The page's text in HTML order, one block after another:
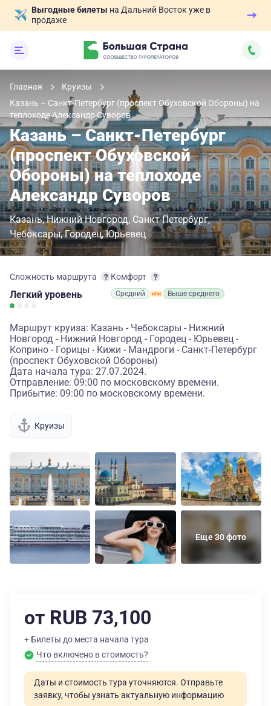
Выгодные билеты на Дальний Восток уже в
продаже
Главная
Круизы
Казань – Санкт-Петербург (проспект Обуховской Обороны) на
теплоходе Александр Суворов
Казань – Санкт-Петербург
(проспект Обуховской
Обороны) на теплоходе
Александр Суворов
Казань Нижний Новгород Санкт-Петербург
Чебоксары Городец Юрьевец
Сложность маршрута
Легкий уровень
Комфорт
Средний Выше среднего
Маршрут круиза: Казань - Чебоксары - Нижний
Новгород - Нижний Новгород - Городец - Юрьевец -
Коприно - Горицы - Кижи - Мандроги - Санкт-Петербург
(проспект Обуховской Обороны)
Дата начала тура: 27.07.2024.
Отправление: 09:00 по московскому времени.
Прибытие: 09:00 по московскому времени.
Круизы
Еще 30 фото
от RUB 73,100
+ Билеты до места начала тура
Что включено в стоимость?
Даты и стоимость тура уточняются. Отправьте
заявку, чтобы узнать актуальную информацию